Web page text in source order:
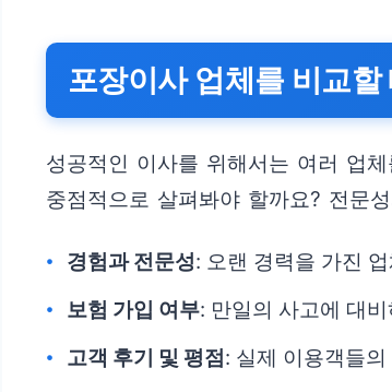
포장이사 업체를 비교
성공적인 이사를 위해서는 여러 업
중점적으로 살펴봐야 할까요? 전문
경험과 전문성: 오랜 경력을 가진
보험 가입 여부: 만일의 사고에 대
고객 후기 및 평점 : 실제 이용객들